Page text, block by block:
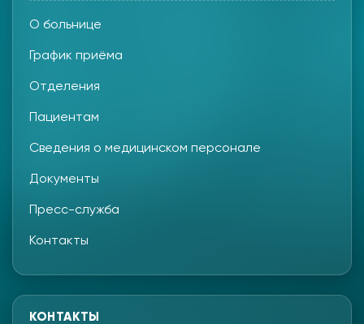
О больнице
График приёма
Отделения
Пациентам
Сведения о медицинском персонале
Документы
Пресс-служба
Контакты
КОНТАКТЫ